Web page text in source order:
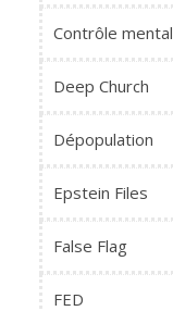
Contrôle mental
Deep Church
Dépopulation
Epstein Files
False Flag
FED